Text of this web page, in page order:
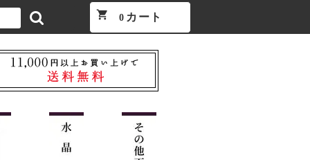
shopping_cart 0 カート